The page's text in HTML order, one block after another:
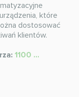
które
dostosować
klientów.
1100 ...